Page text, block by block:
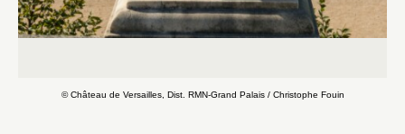
© Château de Versailles, Dist. RMN-Grand Palais / Christophe Fouin